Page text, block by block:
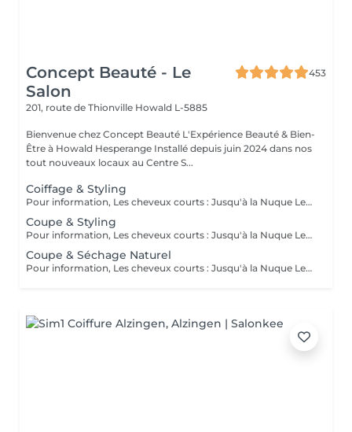
Concept Beauté - Le
Salon
453
201, route de Thionville Howald L-5885
Bienvenue chez Concept Beauté L'Expérience Beauté & Bien-
Être à Howald Hesperange Installé depuis juin 2024 dans nos
tout nouveaux locaux au Centre S...
Coiffage & Styling
Pour information, Les cheveux courts : Jusqu'à la Nuque Les cheveux mi-longs : Jusqu'à l'épaule Les cheveux longs : En dessous de l'épaule Un supplément sera demandé pour les cheveux très longs, (jusqu'au milieu du dos)
Coupe & Styling
Pour information, Les cheveux courts : Jusqu'à la Nuque Les cheveux mi-longs : Jusqu'à l'épaule Les cheveux longs : En dessous de l'épaule Un supplément sera demandé pour les cheveux très longs, (jusqu'au milieu du dos)
Coupe & Séchage Naturel
Pour information, Les cheveux courts : Jusqu'à la Nuque Les cheveux mi-longs : Jusqu'à l'épaule Les cheveux longs : En dessous de l'épaule Un supplément sera demandé pour les cheveux très long, (jusqu'au milieu du dos)